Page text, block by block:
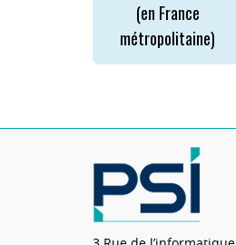
(en France
métropolitaine)